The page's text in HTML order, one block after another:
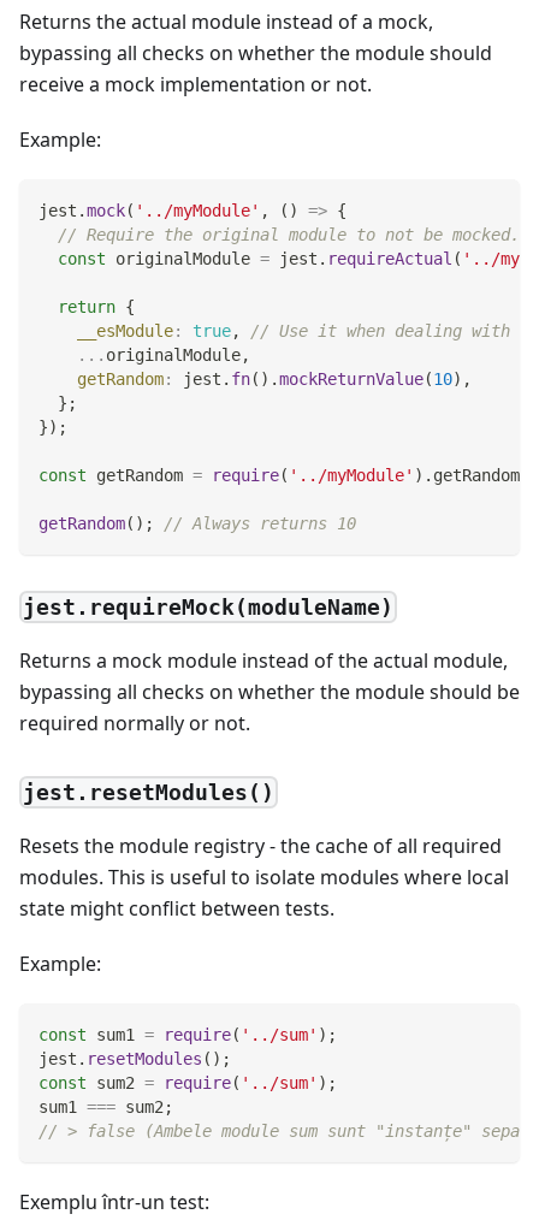
Returns the actual module instead of a mock,
bypassing all checks on whether the module should
receive a mock implementation or not.
Example:
jest .mock( '../myModule' , ( ) => {
// Require the original module to not be mocked...
const originalModule = jest . requireActual ( '../
return {
__esModule: true,
// Use it when dealing with
... originalModule,
getRandom: jest . fn( ) .mockReturnValue(10) ,
} ;
}) ;
const getRandom = require( '../myModule' ) . getRandom
getRandom( ) ; // Always returns 10
jest.requireMock(moduleName)
Returns a mock module instead of the actual module,
bypassing all checks on whether the module should be
required normally or not.
jest.resetModules()
Resets the module registry - the cache of all required
modules. This is useful to isolate modules where local
state might conflict between tests.
Example:
const sum1 = require( '../sum' ) ;
jest . resetModules ( ) ;
const sum2 = require( '../sum' ) ;
sum1 === sum2 ;
// > false (Ambele module sum sunt "instanțe"
Exemplu într-un test: